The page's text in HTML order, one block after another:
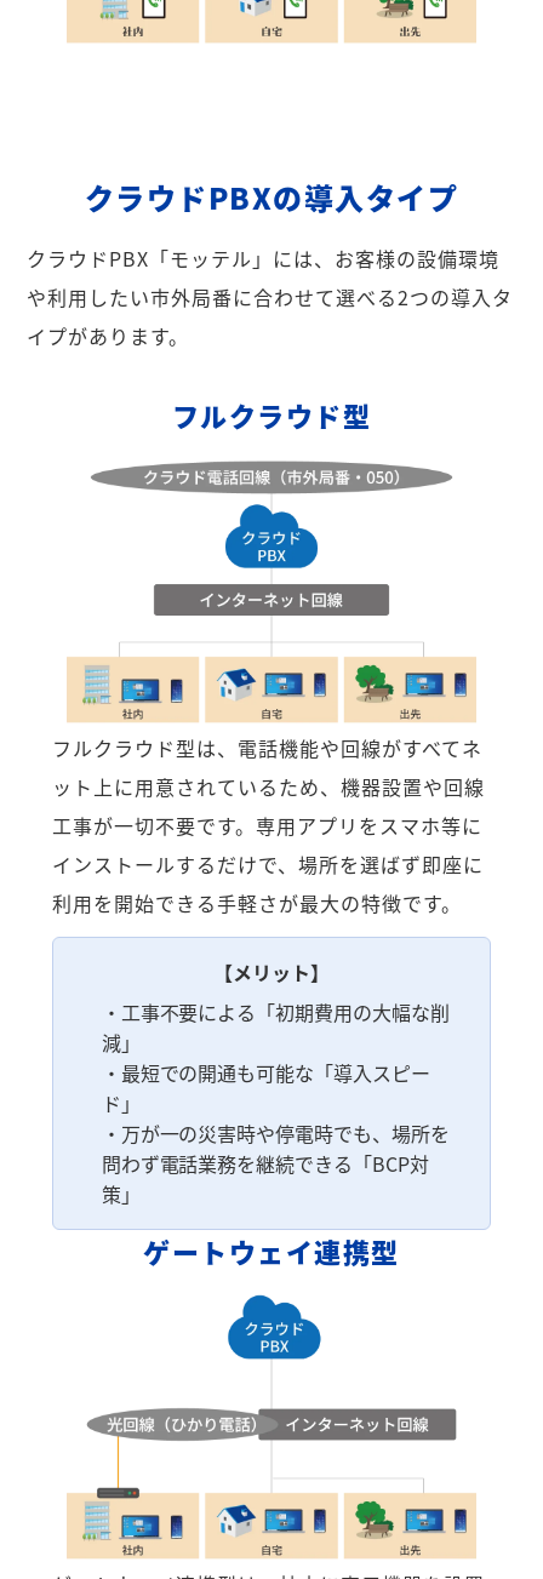
クラウドPBXの導入タイプ
クラウドPBX「モッテル」には、お客様の設備環境
や利用したい市外局番に合わせて選べる2つの導入タ
イプがあります。
フルクラウド型
フルクラウド型は、電話機能や回線がすべてネ
ット上に用意されているため、機器設置や回線
工事が一切不要です。専用アプリをスマホ等に
インストールするだけで、場所を選ばず即座に
利用を開始できる手軽さが最大の特徴です。
【メリット】
・工事不要による「初期費用の大幅な削
減」
・最短での開通も可能な「導入スピー
ド」
・万が一の災害時や停電時でも、場所を
問わず電話業務を継続できる「BCP対
策」
ゲートウェイ連携型